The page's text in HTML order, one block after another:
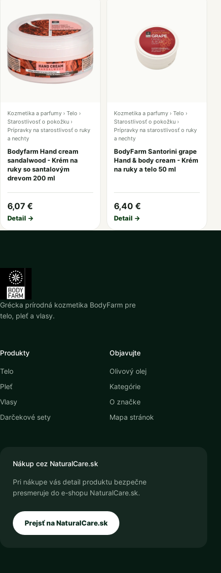
Kozmetika a parfumy › Telo ›
Starostlivosť o pokožku ›
Prípravky na starostlivosť o ruky
a nechty
Bodyfarm Hand cream
sandalwood - Krém na
ruky so santalovým
drevom 200 ml
6,07 €
Detail →
Kozmetika a parfumy › Telo ›
Starostlivosť o pokožku ›
Prípravky na starostlivosť o ruky
a nechty
BodyFarm Santorini grape
Hand & body cream - Krém
na ruky a telo 50 ml
6,40 €
Detail →
Grécka prírodná kozmetika BodyFarm pre
telo, pleť a vlasy.
Produkty
Telo
Pleť
Vlasy
Darčekové sety
Objavujte
Olivový olej
Kategórie
O značke
Mapa stránok
Nákup cez NaturalCare.sk
Pri nákupe vás detail produktu bezpečne
presmeruje do e-shopu NaturalCare.sk.
Prejsť na NaturalCare.sk